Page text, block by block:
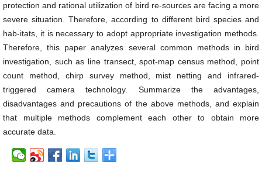
protection and rational utilization of bird re-sources are facing a more
severe situation. Therefore, according to different bird species and
hab-itats, it is necessary to adopt appropriate investigation methods.
Therefore, this paper analyzes several common methods in bird
investigation, such as line transect, spot-map census method, point
count method, chirp survey method, mist netting and infrared-
triggered camera technology. Summarize the advantages,
disadvantages and precautions of the above methods, and explain
that multiple methods complement each other to obtain more
accurate data.